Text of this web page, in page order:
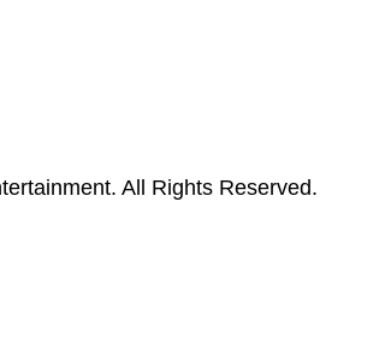
All Rights Reserved.